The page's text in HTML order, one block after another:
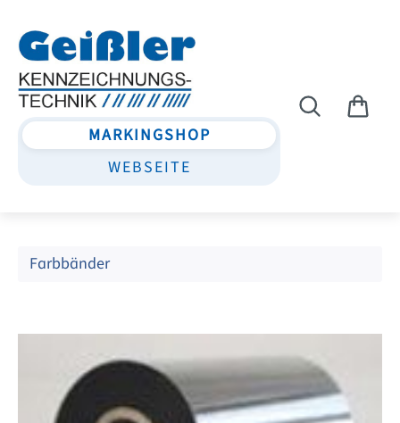
MARKINGSHOP
WEBSEITE
Farbbänder